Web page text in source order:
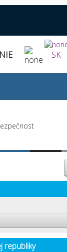
SK
republiky